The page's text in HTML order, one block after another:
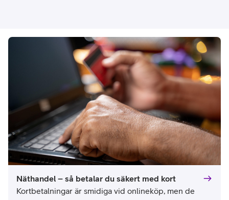
Näthandel – så betalar du säkert med kort
Kortbetalningar är smidiga vid onlineköp, men de